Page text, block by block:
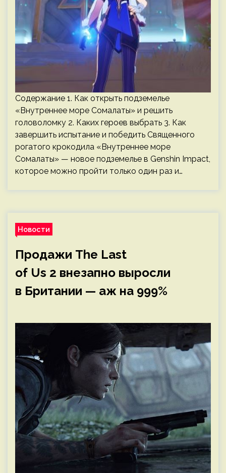
Содержание 1. Как открыть подземелье
«Внутреннее море Сомалаты» и решить
головоломку 2. Каких героев выбрать 3. Как
завершить испытание и победить Священного
рогатого крокодила «Внутреннее море
Сомалаты» — новое подземелье в Genshin Impact,
которое можно пройти только один раз и…
Новости
Продажи The Last
of Us 2 внезапно выросли
в Британии — аж на 999%